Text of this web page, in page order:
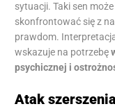
sytuacji. Taki sen
skonfrontować się z
prawdom.
wskazuje na potrzebę
psychicznej i
Atak